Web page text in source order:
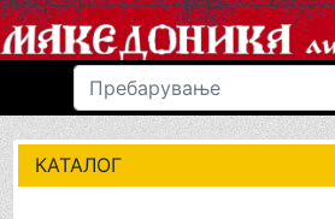
КАТАЛОГ